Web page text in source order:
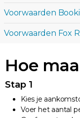
Voorwaarden
Voorwaarden Fox
Hoe
Stap 1
Kies je
Voer het aantal